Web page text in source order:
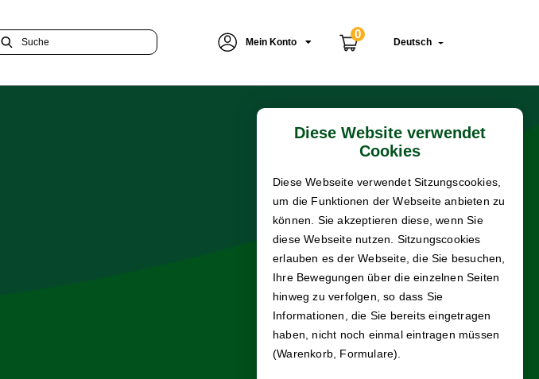
Mein Konto
0
Deutsch
Diese Website verwendet
Cookies
Diese Webseite verwendet Sitzungscookies,
um die Funktionen der Webseite anbieten zu
können. Sie akzeptieren diese, wenn Sie
diese Webseite nutzen. Sitzungscookies
erlauben es der Webseite, die Sie besuchen,
Ihre Bewegungen über die einzelnen Seiten
hinweg zu verfolgen, so dass Sie
Informationen, die Sie bereits eingetragen
haben, nicht noch einmal eintragen müssen
(Warenkorb, Formulare).